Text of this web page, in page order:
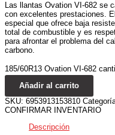
Las llantas Ovation VI-682 se
con excelentes prestaciones.
especial que ofrece baja
total de combustible y es
para afrontar el problema del
carbono.
185/60R13 Ovation VI-682
Añadir al carrito
SKU: 6953913153810
CONFIRMAR INVENTARIO
Descripción